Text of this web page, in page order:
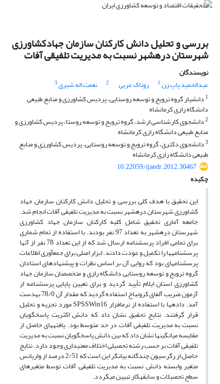
بررسی و تحلیل دانش کارکنان سازمان جهادکشاورزی
شهرستان دره‏شهر نسبت به مدیریت تلفیقی آفات
نویسندگان
عبدالحمید پاپ زن1 روناک عربی 2 نعمت اله شیری3
1 دانشیار گروه ترویج و توسعه روستایی، پردیس کشاورزی و منابع طبیعی
دانشگاه رازی کرمانشاه
2دانشجوی کارشناسی ارشد، گروه ترویج و توسعه روستا، پردیس کشاورزی و
منابع طبیعی دانشگاه رازی کرمانشاه
3دانشجوی دکتری، گروه ترویج و توسعه روستایی، پردیس کشاورزی و منابع
طبیعی دانشگاه رازی کرمانشاه
10.22059/ijaedr.2012.30467
چکیده
این تحقیق با هدف کلی بررسی و تحلیل دانش کارکنان سازمان جهاد
کشاورزی شهرستان دره‏شهر نسبت به مدیریت تلفیقی آفات انجام شد.
جامعه آماری تحقیق شامل کلیه کارکنان سازمان جهاد کشاورزی
شهرستان دره‏شهر به تعداد 97 نفر بودند. با استفاده از تمام شماری
برای تمامی افراد پرسشنامه ارسال شد که از این تعداد 78 نفر از آن‏ها
پرسشنامه‏ها را تکمیل و عودت دادند. ابزار اصلی برای جمع‏آوری اطلاعات
پرسشنامه‏ای بود که روایی آن بر اساس نظرات و پیشنهادهای استادان
گروه ترویج و توسعه روستایی دانشگاه رازی و متخصصان سازمان جهاد
کشاورزی استان ایلام تأیید گردید و برای تعیین پایایی پرسشنامه از
آزمون ضریب آلفای کرونباخ استفاده گردید که مقدار آن 78/0 به‏دست
آمد. داده‏ها با استفاده از نرم‏افزار SPSSWin16 مورد تجزیه و تحلیل
قرار گرفتند. نتایج تحقیق نشان داد که دانش اکثریت پاسخگویان
نسبت به مدیریت تلفیقی آفات در حد متوسط بود. یافته‏های حاصل از
مقایسه میانگین‏ها نشان داد که بین دانش پاسخگویان نسبت به مدیریت
تلفیقی آفات بر حسب رشته تحصیلی اختلاف معنی‏داری وجود دارد. نتایج
حاصل از رگرسیون چندگانه بیانگر این است که 2/51 درصد از واریانس
متغیر وابسته دانش نسبت به مدیریت تلفیقی آفات توسط متغیرهای
سطح تحصیلات و سابقه‏کار تبیین می‏گردد.